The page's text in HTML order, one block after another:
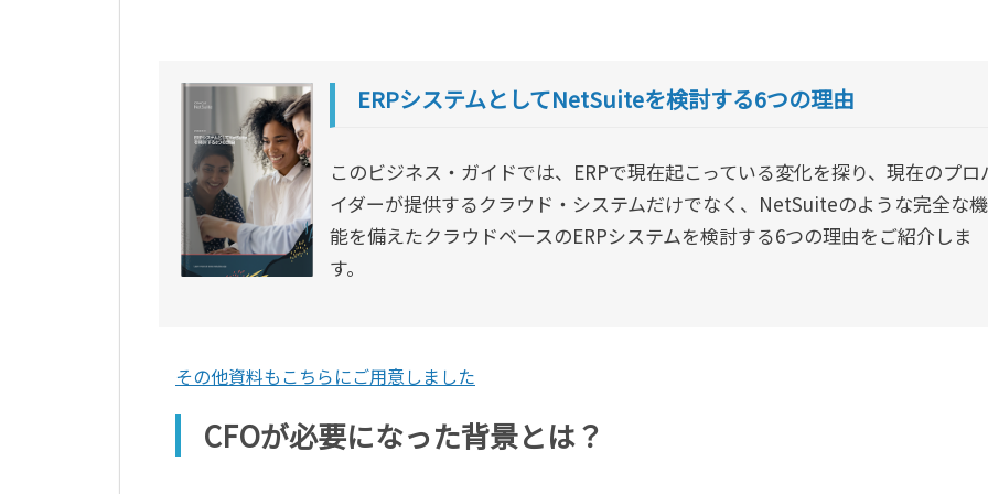
ERPシステムとしてNetSuiteを検討する6つの理由
このビジネス・ガイドでは、ERPで現在起こっている変化を探り、現在のプロ
イダーが提供するクラウド・システムだけでなく、NetSuiteのような完全な機
能を備えたクラウドベースのERPシステムを検討する6つの理由をご紹介しま
す。
その他資料もこちらにご用意しました
CFOが必要になった背景とは？